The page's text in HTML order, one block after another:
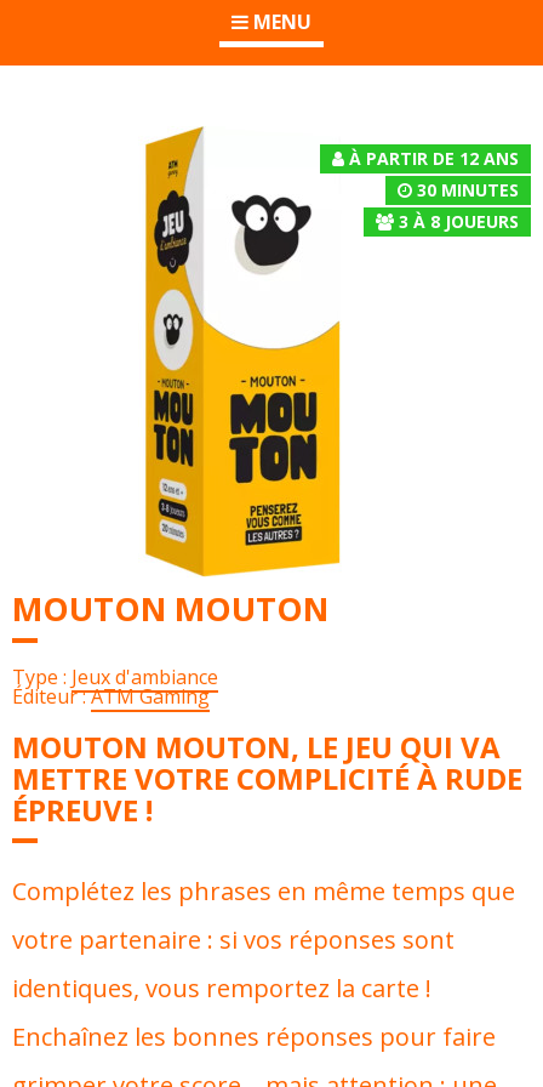
MENU
À PARTIR DE 12 ANS
30 MINUTES
3 À 8 JOUEURS
MOUTON MOUTON
Type : Jeux d'ambiance
Éditeur :ATM Gaming
MOUTON MOUTON, LE JEU QUI VA
METTRE VOTRE COMPLICITÉ À RUDE
ÉPREUVE !
Complétez les phrases en même temps que
votre partenaire : si vos réponses sont
identiques, vous remportez la carte !
Enchaînez les bonnes réponses pour faire